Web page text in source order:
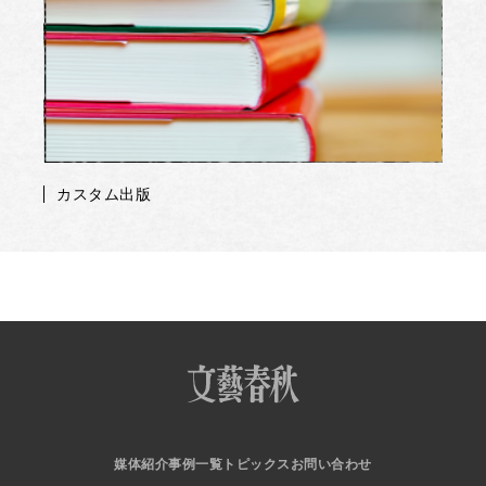
カスタム出版
媒体紹介事例一覧 トピックス お問い合わせ